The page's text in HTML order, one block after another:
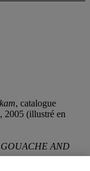
, catalogue
2005 (illustré en
AND